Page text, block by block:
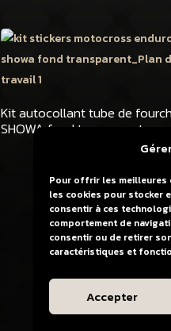
Pour offrir les meilleures
les cookies pour stocker
consentir à ces
comportement de
consentir ou de retirer
caractéristiques et
Accepter
Kit autocollant tube de
SHOWA fond transparent